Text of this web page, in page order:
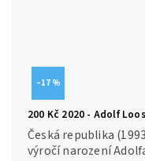
–17 %
200 Kč 2020 - Adolf
Česká republika
výročí narození